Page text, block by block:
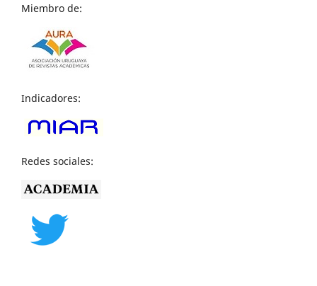
Miembro de:
Indicadores:
Redes sociales: